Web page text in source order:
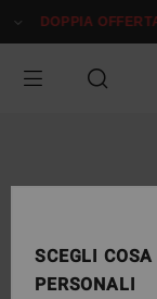
alle
prodotto
DOPPIA OFFERTA
SCEGLI
PERSONALI